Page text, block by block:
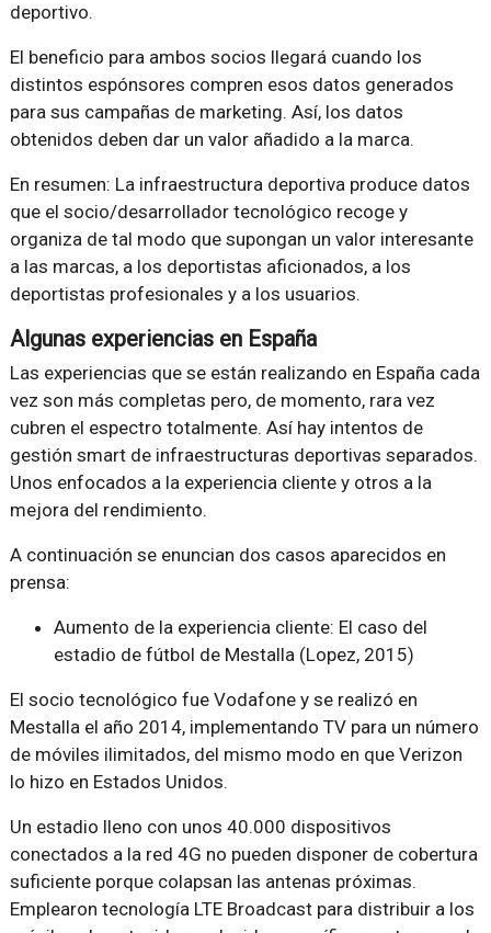
deportivo.
El beneficio para ambos socios llegará cuando los
distintos espónsores compren esos datos generados
para sus campañas de marketing. Así, los datos
obtenidos deben dar un valor añadido a la marca.
En resumen: La infraestructura deportiva produce datos
que el socio/desarrollador tecnológico recoge y
organiza de tal modo que supongan un valor interesante
a las marcas, a los deportistas aficionados, a los
deportistas profesionales y a los usuarios.
Algunas experiencias en España
Las experiencias que se están realizando en España cada
vez son más completas pero, de momento, rara vez
cubren el espectro totalmente. Así hay intentos de
gestión smart de infraestructuras deportivas separados.
Unos enfocados a la experiencia cliente y otros a la
mejora del rendimiento.
A continuación se enuncian dos casos aparecidos en
prensa:
Aumento de la experiencia cliente: El caso del
estadio de fútbol de Mestalla (Lopez, 2015)
El socio tecnológico fue Vodafone y se realizó en
Mestalla el año 2014, implementando TV para un número
de móviles ilimitados, del mismo modo en que Verizon
lo hizo en Estados Unidos.
Un estadio lleno con unos 40.000 dispositivos
conectados a la red 4G no pueden disponer de cobertura
suficiente porque colapsan las antenas próximas.
Emplearon tecnología LTE Broadcast para distribuir a los